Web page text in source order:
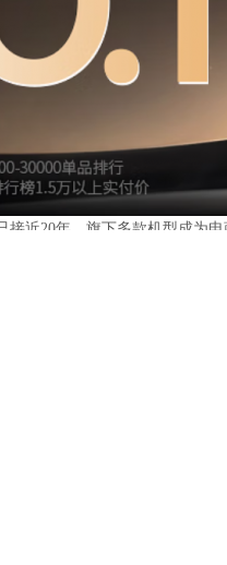
接近20年，旗下多款机型成为